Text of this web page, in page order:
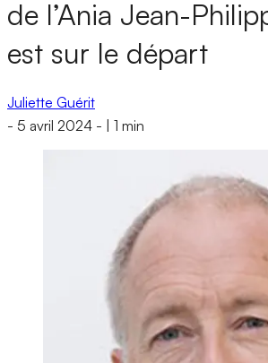
de l’Ania Jean-
est sur le départ
Juliette Guérit
- 5 avril 2024 - 1 min